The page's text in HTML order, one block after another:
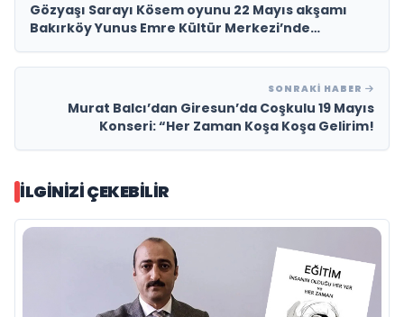
Gözyaşı Sarayı Kösem oyunu 22 Mayıs akşamı
Bakırköy Yunus Emre Kültür Merkezi’nde
SONRAKI HABER
Murat Balcı’dan Giresun’da Coşkulu 19 Mayıs
Konseri: “Her Zaman Koşa Koşa Gelirim!
İLGINIZI ÇEKEBILIR